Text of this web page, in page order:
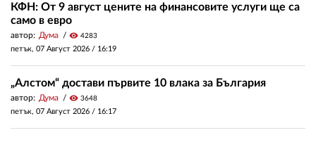
КФН: От 9 август цените на финансовите услуги ще са
само в евро
автор: Дума visibility 4283
петък, 07 Август 2026 / 16:19
„Алстом“ достави първите 10 влака за България
автор: Дума visibility 3648
петък, 07 Август 2026 / 16:17